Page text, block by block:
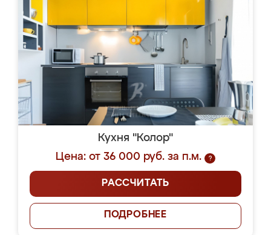
Кухня "Колор"
Цена: от 36 000 руб. за п.м.
?
РАССЧИТАТЬ
ПОДРОБНЕЕ